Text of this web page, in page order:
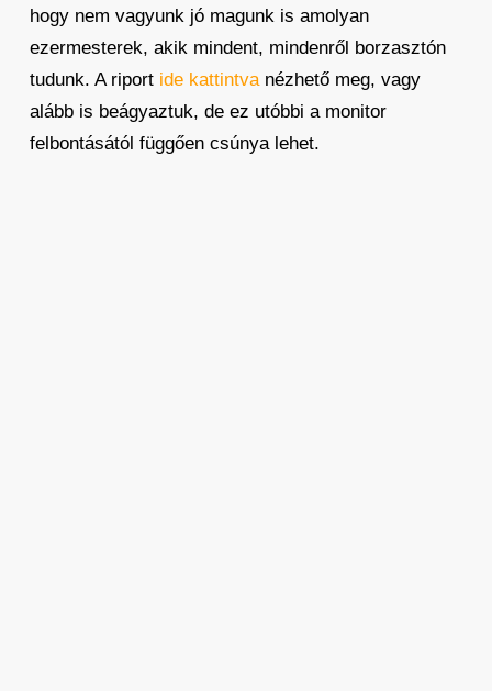
hogy nem vagyunk jó magunk is amolyan
ezermesterek, akik mindent, mindenről borzasztón
tudunk. A riport ide kattintvanézhető meg, vagy
alább is beágyaztuk, de ez utóbbi a monitor
felbontásától függően csúnya lehet.